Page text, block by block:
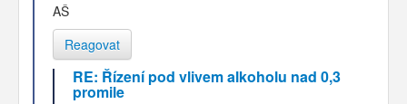
AŠ
Reagovat
RE: Řízení pod vlivem alkoholu nad 0,3
promile